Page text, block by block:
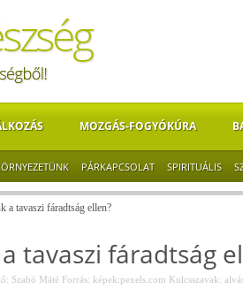
MOZGÁS-FOGYÓKÚRA
PÁRKAPCSOLAT SPIRITUÁLIS
a tavaszi fáradtság ellen?
tavaszi fáradtság
Szabó Máté Forrás: képek:pexels.com Kulcsszavak: